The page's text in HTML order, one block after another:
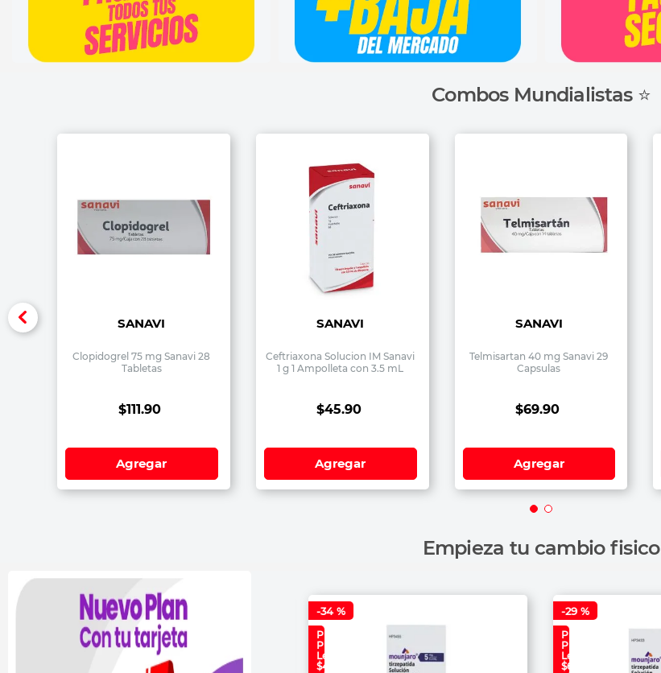
Combos Mundialistas ⭐
SANAVI
Clopidogrel 75 mg Sanavi 28
Tabletas
$111.90
Agregar
SANAVI
Ceftriaxona Solucion IM Sanavi
1 g 1 Ampolleta con 3.5 mL
$45.90
Agregar
SANAVI
Telmisartan 40 mg Sanavi 29
Capsulas
$69.90
Agregar
Empieza tu cambio fisico
-34 %
Precio
Plan
Lealtad:
$4,699
-29 %
Precio
Plan
Lealtad:
$6,690